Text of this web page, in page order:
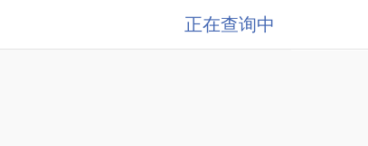
正在查询中